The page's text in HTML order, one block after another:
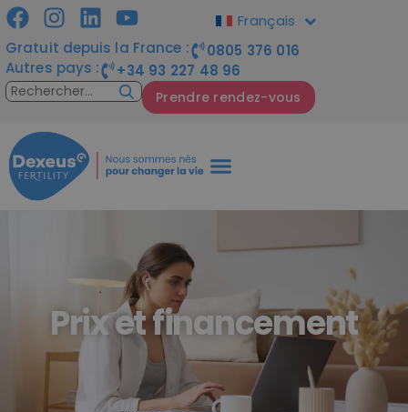
Gratuit depuis la France :
0805 376 016
Autres pays :
+34 93 227 48 96
Prendre rendez-vous
Français
Prix et financement